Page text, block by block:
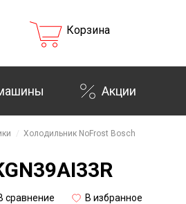
Корзина
Акции
Холодильник NoFrost Bosch
сравнение В избранное